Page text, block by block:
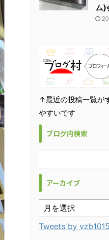
ム)
↑最近の投稿一覧が
やすいです
ブログ内検索
アーカイブ
Tweets by